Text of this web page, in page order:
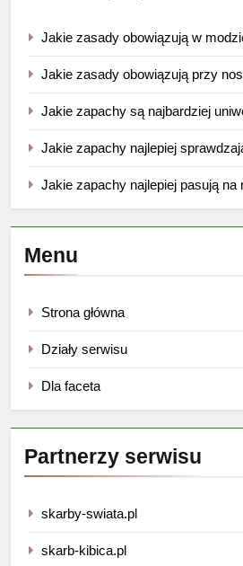
Jakie zasady obowiązują w
Jakie zasady obowiązują przy
Jakie zapachy są najbardziej
Jakie zapachy najlepiej
Jakie zapachy najlepiej pasują na
Menu
Strona główna
Działy serwisu
Dla faceta
Partnerzy serwisu
skarby-swiata.pl
skarb-kibica.pl